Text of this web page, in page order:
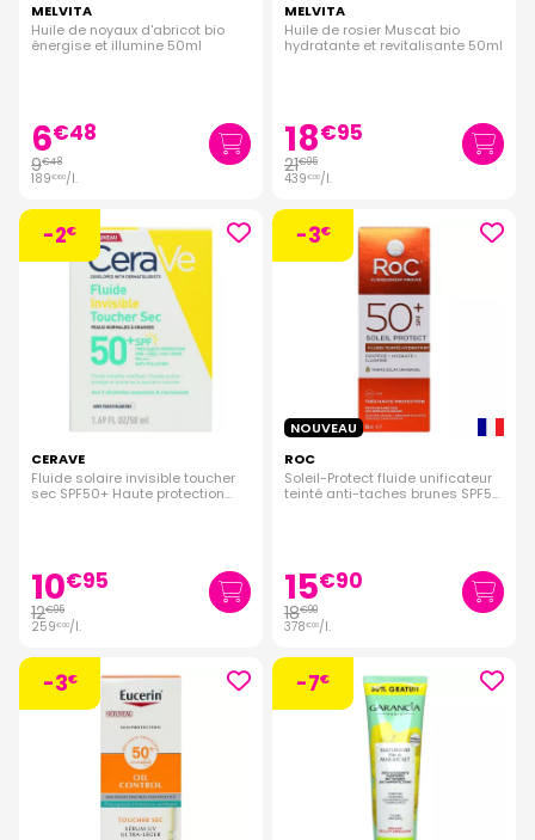
MELVITA
Huile de noyaux d'abricot bio
énergise et illumine 50ml
6€48
9€48
189€60/l.
MELVITA
Huile de rosier Muscat bio
hydratante et revitalisante 50ml
18€95
21€95
439€00/l.
-2€
CERAVE
Fluide solaire invisible toucher
sec SPF50+ Haute protection
10€95
12€95
259€00/l.
-3€
NOUVEAU
ROC
Soleil-Protect fluide unificateur
teinté anti-taches brunes SPF50
15€90
18€90
378€00/l.
-3€ -7€